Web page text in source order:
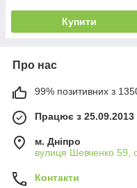
Купити
Про нас
99% позитивних з 1350
Працює з 25.09.2013
м. Дніпро
вулиця Шевченко 59,
Контакти